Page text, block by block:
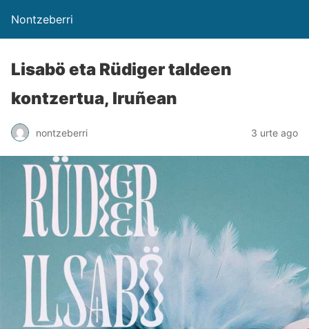
Nontzeberri
Lisabö eta Rüdiger taldeen
kontzertua, Iruñean
nontzeberri 3 urte ago